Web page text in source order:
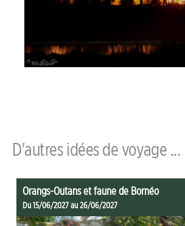
D'autres idées de voyage ...
Orangs-Outans et faune de Bornéo
Du 15/06/2027 au 26/06/2027